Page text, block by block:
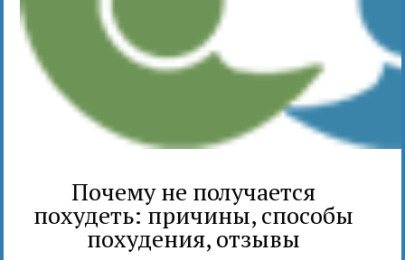
Почему не получается
похудеть: причины, способы
похудения, отзывы